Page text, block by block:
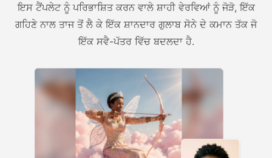
ਇਸ ਟੈਂਪਲੇਟ ਨੂੰ ਪਰਿਭਾਸ਼ਿਤ ਕਰਨ ਵਾਲੇ ਸ਼ਾਹੀ ਵੇਰਵਿਆਂ ਨੂੰ ਜੋੜੋ, ਇੱਕ
ਗਹਿਣੇ ਨਾਲ ਤਾਜ ਤੋਂ ਲੈ ਕੇ ਇੱਕ ਸ਼ਾਨਦਾਰ ਗੁਲਾਬ ਸੋਨੇ ਦੇ ਕਮਾਨ ਤੱਕ ਜੋ
ਇੱਕ ਸਵੈ-ਪੱਤਰ ਵਿੱਚ ਬਦਲਦਾ ਹੈ.